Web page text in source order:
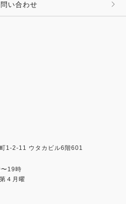
い合わせ
1-2-11 ウタカビル6階601
19時
４月曜